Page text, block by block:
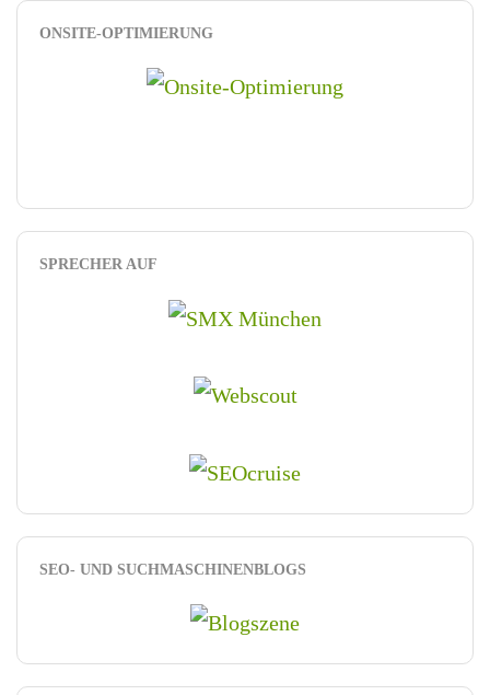
ONSITE-OPTIMIERUNG
SPRECHER AUF
SEO- UND SUCHMASCHINENBLOGS